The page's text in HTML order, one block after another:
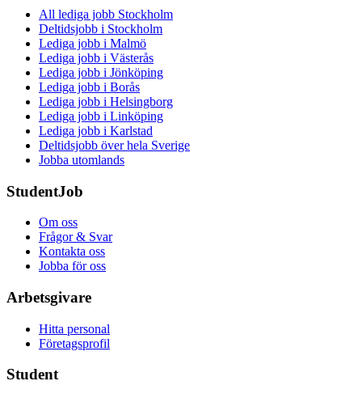
All lediga jobb Stockholm
Deltidsjobb i Stockholm
Lediga jobb i Malmö
Lediga jobb i Västerås
Lediga jobb i Jönköping
Lediga jobb i Borås
Lediga jobb i Helsingborg
Lediga jobb i Linköping
Lediga jobb i Karlstad
Deltidsjobb över hela Sverige
Jobba utomlands
StudentJob
Om oss
Frågor & Svar
Kontakta oss
Jobba för oss
Arbetsgivare
Hitta personal
Företagsprofil
Student